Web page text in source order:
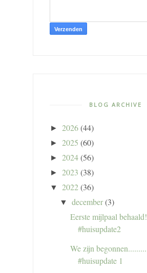
BLOG ARCHIVE
► 2026(44)
► 2025 (60)
► 2024(56)
► 2023 (38)
▼ 2022(36)
▼ december(3)
Eerste mijlpaal behaald!
#huisupdate2
We zijn begonnen.........
#huisupdate 1